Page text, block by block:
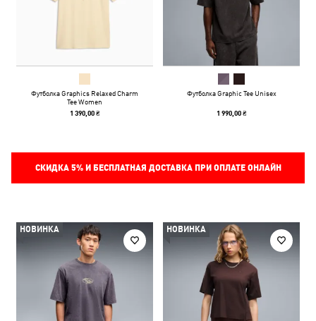
Футболка Graphics Relaxed Charm
Tee Women
1 390,00 ₴
Футболка Graphic Tee Unisex
1 990,00 ₴
СКИДКА 5%И БЕСПЛАТНАЯ ДОСТАВКА ПРИ ОПЛАТЕ ОНЛАЙН
НОВИНКА НОВИНКА